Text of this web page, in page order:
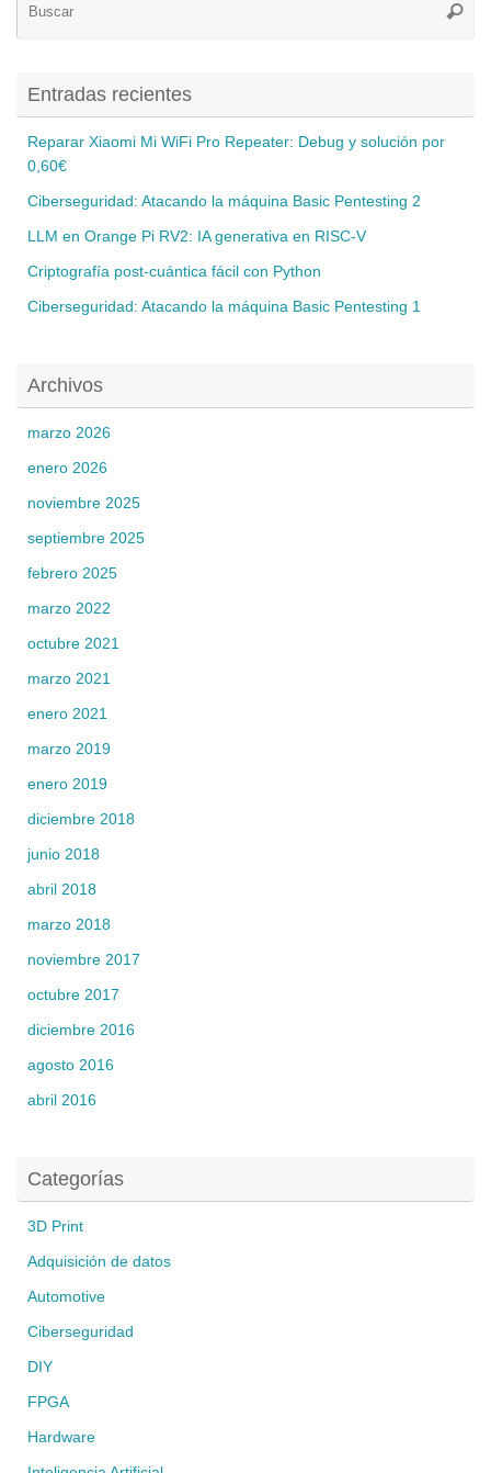
Entradas recientes
Reparar Xiaomi Mi WiFi Pro Repeater: Debug y solución por
0,60€
Ciberseguridad: Atacando la máquina Basic Pentesting 2
LLM en Orange Pi RV2: IA generativa en RISC-V
Criptografía post-cuántica fácil con Python
Ciberseguridad: Atacando la máquina Basic Pentesting 1
Archivos
marzo 2026
enero 2026
noviembre 2025
septiembre 2025
febrero 2025
marzo 2022
octubre 2021
marzo 2021
enero 2021
marzo 2019
enero 2019
diciembre 2018
junio 2018
abril 2018
marzo 2018
noviembre 2017
octubre 2017
diciembre 2016
agosto 2016
abril 2016
Categorías
3D Print
Adquisición de datos
Automotive
Ciberseguridad
DIY
FPGA
Hardware